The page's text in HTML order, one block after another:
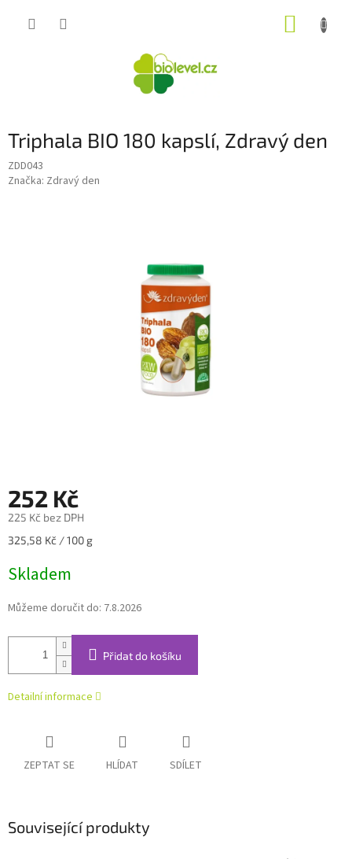
Triphala BIO 180 kapslí, Zdravý den
ZDD043
Značka: Zdravý den
252 Kč
225 Kč bez DPH
Měrná
325,58 Kč / 100 g
Skladem
Můžeme doručit do: 7.8.2026
Přidat do košíku
Detailní informace
ZEPTAT SE HLÍDAT SDÍLET
Související produkty